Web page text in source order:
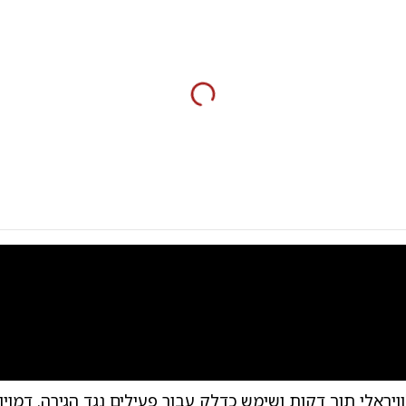
תוך דקות ושימש כדלק עבור פעילים נגד הגירה.